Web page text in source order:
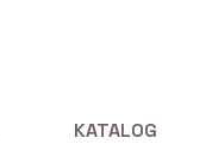
KATALOG